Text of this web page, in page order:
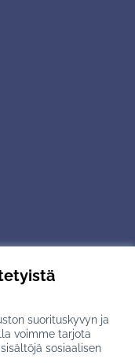
suorituskyvyn ja
voimme tarjota
sosiaalisen